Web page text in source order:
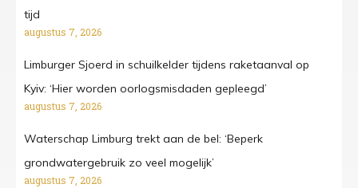
tijd
augustus 7, 2026
Limburger Sjoerd in schuilkelder tijdens raketaanval op
Kyiv: ‘Hier worden oorlogsmisdaden gepleegd’
augustus 7, 2026
Waterschap Limburg trekt aan de bel: ‘Beperk
grondwatergebruik zo veel mogelijk’
augustus 7, 2026